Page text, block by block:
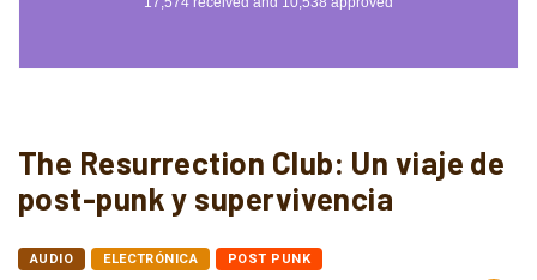
The Resurrection Club: Un viaje de
post-punk y supervivencia
AUDIO ELECTRÓNICA POST PUNK